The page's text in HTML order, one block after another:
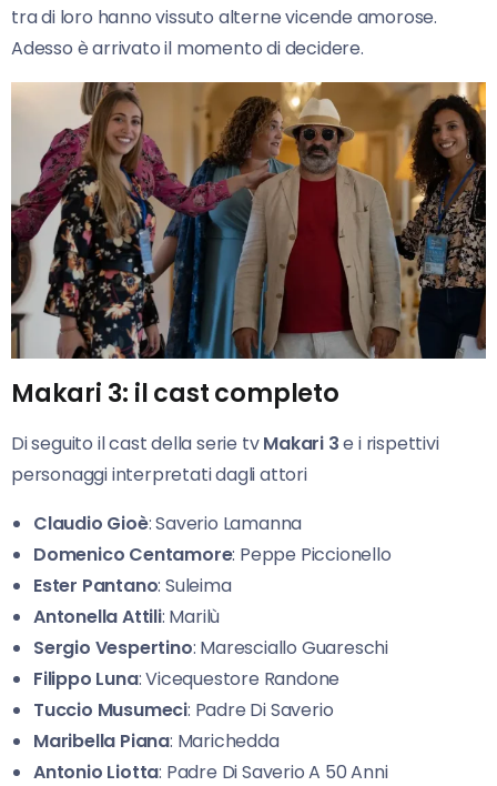
tra di loro hanno vissuto alterne vicende amorose.
Adesso è arrivato il momento di decidere.
Makari 3: il cast completo
Di seguito il cast della serie tvMakari 3e i rispettivi
personaggi interpretati dagli attori
Claudio Gioè: Saverio Lamanna
Domenico Centamore: Peppe Piccionello
Ester Pantano: Suleima
Antonella Attili: Marilù
Sergio Vespertino: Maresciallo Guareschi
Filippo Luna: Vicequestore Randone
Tuccio Musumeci: Padre Di Saverio
Maribella Piana: Marichedda
Antonio Liotta: Padre Di Saverio A 50 Anni